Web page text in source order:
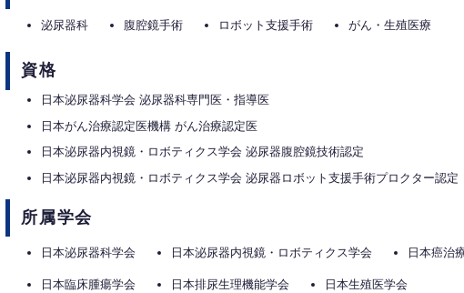
泌尿器科 腹腔鏡手術 ロボット支援手術 がん・生殖医療
資格
日本泌尿器科学会 泌尿器科専門医・指導医
日本がん治療認定医機構 がん治療認定医
日本泌尿器内視鏡・ロボティクス学会 泌尿器腹腔鏡技術認定
日本泌尿器内視鏡・ロボティクス学会 泌尿器ロボット支援手術プロクター認定
所属学会
日本泌尿器科学会 日本泌尿器内視鏡・ロボティクス学会 日本癌治
日本臨床腫瘍学会 日本排尿生理機能学会 日本生殖医学会